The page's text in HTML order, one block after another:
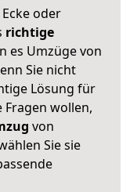
oder
richtige
es Umzüge von
Sie nicht
Lösung für
Fragen wollen,
von
Sie sie